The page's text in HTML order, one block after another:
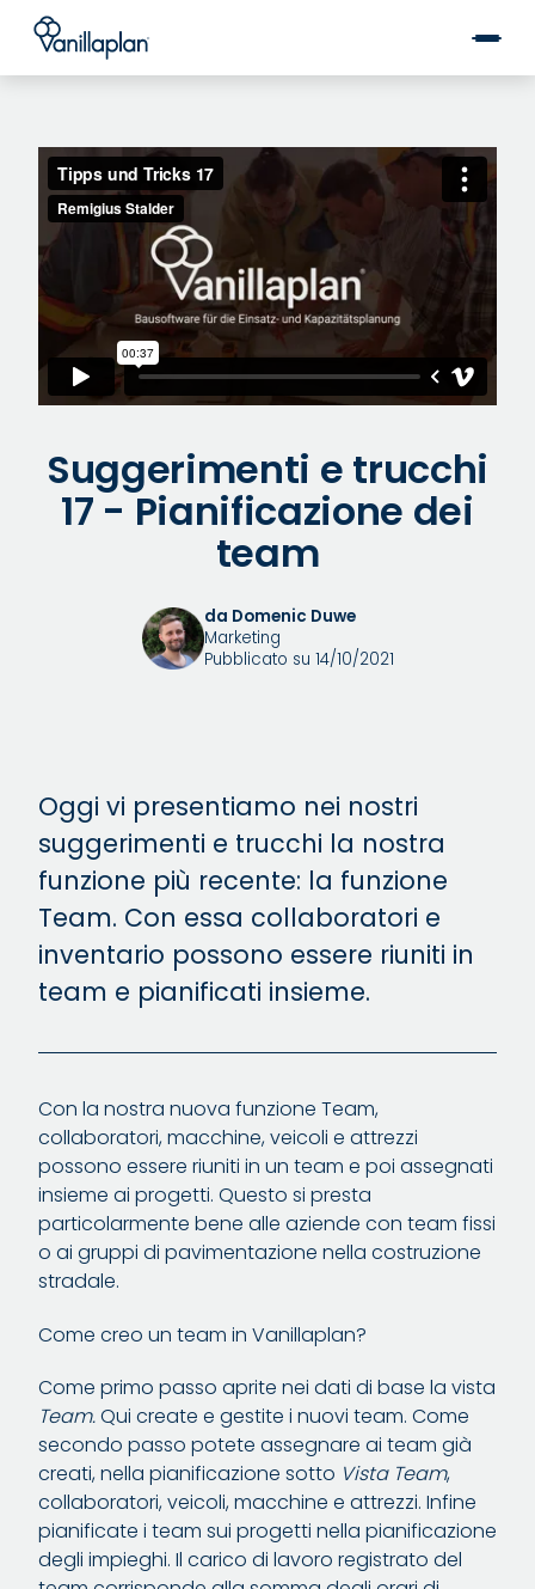
®
Suggerimenti e trucchi
17 - Pianificazione dei
team
da Domenic Duwe
Marketing
Pubblicato su 14/10/2021
Oggi vi presentiamo nei nostri
suggerimenti e trucchi la nostra
funzione più recente: la funzione
Team. Con essa collaboratori e
inventario possono essere riuniti in
team e pianificati insieme.
Con la nostra nuova funzione Team,
collaboratori, macchine, veicoli e attrezzi
possono essere riuniti in un team e poi assegnati
insieme ai progetti. Questo si presta
particolarmente bene alle aziende con team fissi
o ai gruppi di pavimentazione nella costruzione
stradale.
Come creo un team in Vanillaplan?
Come primo passo aprite nei dati di base la vista
Team.Qui create e gestite i nuovi team. Come
secondo passo potete assegnare ai team già
creati, nella pianificazione sotto Vista Team,
collaboratori, veicoli, macchine e attrezzi. Infine
pianificate i team sui progetti nella pianificazione
degli impieghi. Il carico di lavoro registrato del